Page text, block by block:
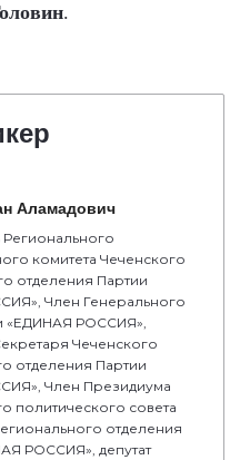
.
Аламадович
Регионального
комитета Чеченского
отделения Партии
Член Генерального
«ЕДИНАЯ РОССИЯ»,
Чеченского
отделения Партии
Член Президиума
политического совета
отделения
РОССИЯ», депутат